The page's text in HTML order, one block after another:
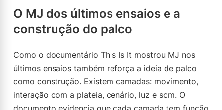
O MJ dos últimos ensaios e a
construção do palco
Como o documentário This Is It mostrou MJ nos
últimos ensaios também reforça a ideia de palco
como construção. Existem camadas: movimento,
interação com a plateia, cenário, luz e som. O
documento evidencia que cada camada tem função